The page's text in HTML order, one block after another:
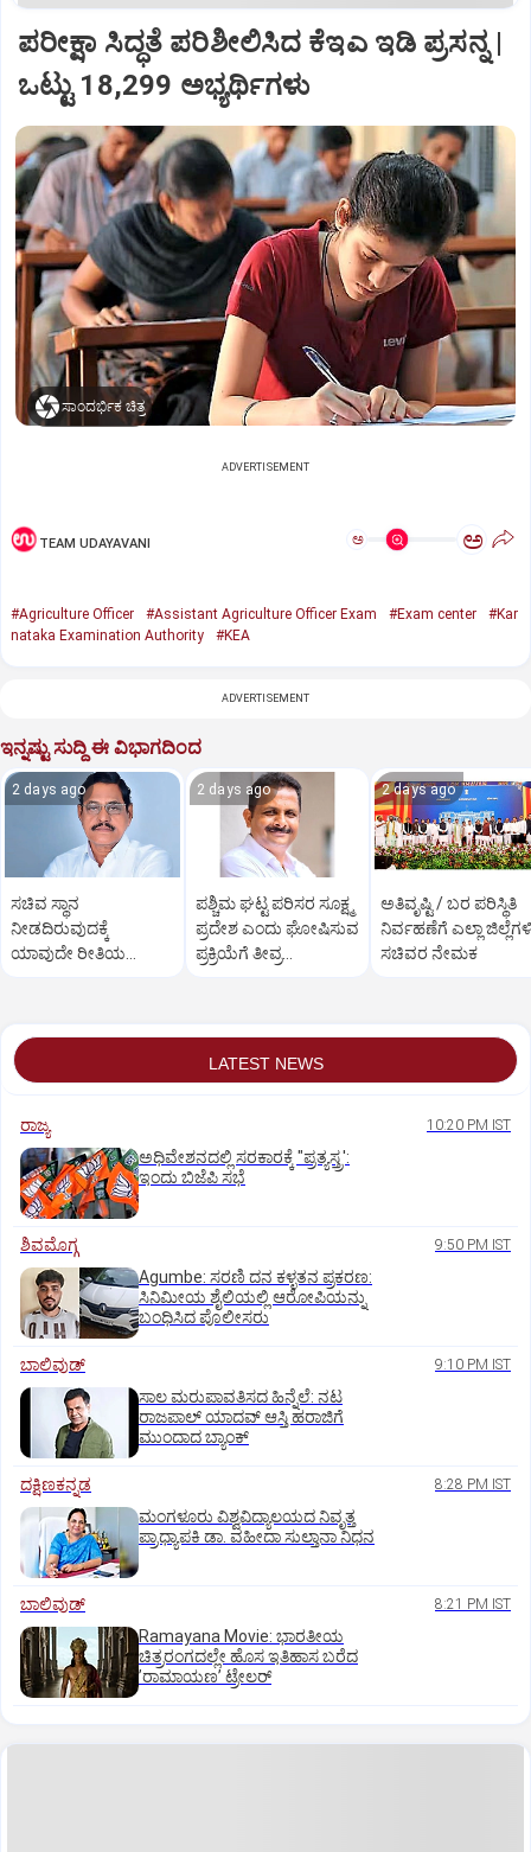
ಪರೀಕ್ಷಾ ಸಿದ್ಧತೆ ಪರಿಶೀಲಿಸಿದ ಕೆಇಎ ಇಡಿ ಪ್ರಸನ್ನ |
ಒಟ್ಟು‌ 18,299 ಅಭ್ಯರ್ಥಿಗಳು
ಸಾಂದರ್ಭಿಕ ಚಿತ್ರ
ADVERTISEMENT
TEAM UDAYAVANI ಅ ಅ
#Agriculture Officer #Assistant Agriculture Officer Exam #Exam center
#Kar
nataka Examination Authority
#KEA
ADVERTISEMENT
ಇನ್ನಷ್ಟು ಸುದ್ದಿ ಈ ವಿಭಾಗದಿಂದ
2 days ago
ಸಚಿವ ಸ್ಥಾನ
ನೀಡದಿರುವುದಕ್ಕೆ
ಯಾವುದೇ ರೀತಿಯ
2 days ago
ಪಶ್ಚಿಮ ಘಟ್ಟ ಪರಿಸರ ಸೂಕ್ಷ್ಮ
ಪ್ರದೇಶ ಎಂದು ಘೋಷಿಸುವ
ಪ್ರಕ್ರಿಯೆಗೆ ತೀವ್ರ
2 days ago
ಅತಿವೃಷ್ಟಿ / ಬರ ಪರಿಸ್ಥಿತಿ
ನಿರ್ವಹಣೆಗೆ ಎಲ್ಲಾ
ಸಚಿವರ ನೇಮಕ
LATEST NEWS
ರಾಜ್ಯ 10:20 PM IST
ಅಧಿವೇಶನದಲ್ಲಿ ಸರಕಾರಕ್ಕೆ "ಪ್ರತ್ಯಸ್ತ್ರ':
ಇಂದು ಬಿಜೆಪಿ ಸಭೆ
ಶಿವಮೊಗ್ಗ 9:50 PM IST
Agumbe: ಸರಣಿ ದನ ಕಳ್ಳತನ ಪ್ರಕರಣ:
ಸಿನಿಮೀಯ ಶೈಲಿಯಲ್ಲಿ ಆರೋಪಿಯನ್ನು
ಬಂಧಿಸಿದ ಪೊಲೀಸರು
ಬಾಲಿವುಡ್‌ 9:10 PM IST
ಸಾಲ ಮರುಪಾವತಿಸದ ಹಿನ್ನೆಲೆ: ನಟ
ರಾಜಪಾಲ್ ಯಾದವ್‌ ಆಸ್ತಿ ಹರಾಜಿಗೆ
ಮುಂದಾದ ಬ್ಯಾಂಕ್
ದಕ್ಷಿಣಕನ್ನಡ 8:28 PM IST
ಮಂಗಳೂರು ವಿಶ್ವವಿದ್ಯಾಲಯದ ನಿವೃತ್ತ
ಪ್ರಾಧ್ಯಾಪಕಿ ಡಾ. ವಹೀದಾ ಸುಲ್ತಾನಾ ನಿಧನ
ಬಾಲಿವುಡ್‌ 8:21 PM IST
Ramayana Movie: ಭಾರತೀಯ
ಚಿತ್ರರಂಗದಲ್ಲೇ ಹೊಸ ಇತಿಹಾಸ ಬರೆದ
ʼರಾಮಾಯಣʼ ಟ್ರೇಲರ್